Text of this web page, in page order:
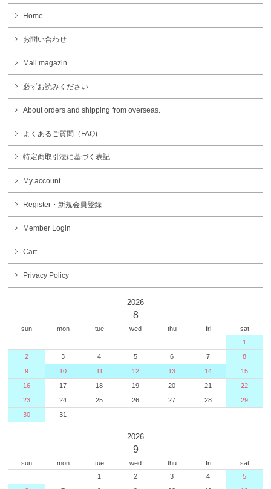
Home
お問い合わせ
Mail magazin
必ずお読みください
About orders and shipping from overseas.
よくあるご質問（FAQ)
特定商取引法に基づく表記
My account
Register・新規会員登録
Member Login
Cart
Privacy Policy
2026
8
sun mon tue wed thu fri
sat
1
2
3 4 5 6 7
8
9
10 11 12 13 14
15
16
17 18 19 20 21
22
23
24 25 26 27 28
29
30
31
2026
9
sun mon tue wed thu fri
sat
1
2 3 4
5